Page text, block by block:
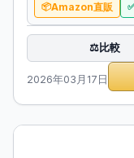
Amazon直販
⚖️比較
2026年03月17日